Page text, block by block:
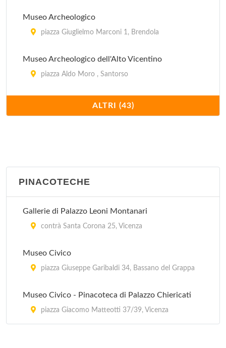
Museo Archeologico
piazza Giuglielmo Marconi 1, Brendola
Museo Archeologico dell'Alto Vicentino
piazza Aldo Moro , Santorso
Museo Cappelli di Paglia di Marostica
Castello Inferiore , Marostica
Museo Civico
Museo Civico - Pinacoteca di Palazzo Chiericati
Museo Civico Domenico Dal Lago
Museo Civiltà Rurale del Vicentino
via Pasubio 13, Malo
ALTRI (43)
PINACOTECHE
Gallerie di Palazzo Leoni Montanari
contrà Santa Corona 25, Vicenza
Museo Civico
piazza Giuseppe Garibaldi 34, Bassano del Grappa
Museo Civico - Pinacoteca di Palazzo Chiericati
piazza Giacomo Matteotti 37/39, Vicenza